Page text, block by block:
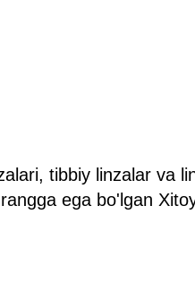
tibbiy linzalar va
ega bo'lgan